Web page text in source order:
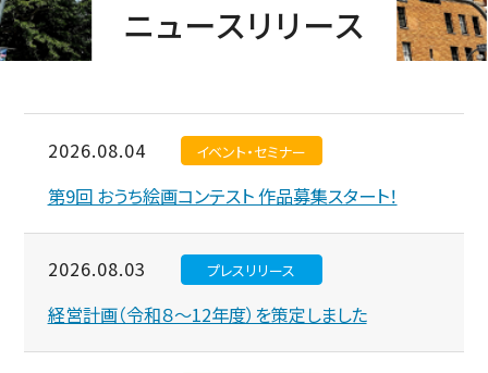
ニュースリリース
2026.08.04 イベント・セミナー
第9回 おうち絵画コンテスト 作品募集スタート！
2026.08.03 プレスリリース
経営計画（令和８～12年度）を策定しました